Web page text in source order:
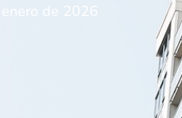
enero de 2026